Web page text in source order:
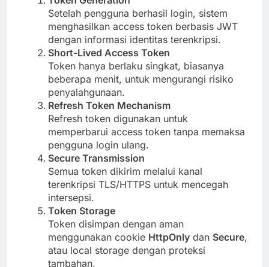
Setelah pengguna berhasil login, sistem
menghasilkan access token berbasis JWT
dengan informasi identitas terenkripsi.
Short-Lived Access Token
Token hanya berlaku singkat, biasanya
beberapa menit, untuk mengurangi risiko
penyalahgunaan.
Refresh Token Mechanism
Refresh token digunakan untuk
memperbarui access token tanpa memaksa
pengguna login ulang.
Secure Transmission
Semua token dikirim melalui kanal
terenkripsi TLS/HTTPS untuk mencegah
intersepsi.
Token Storage
Token disimpan dengan aman
menggunakan cookie HttpOnly dan Secure,
atau local storage dengan proteksi
tambahan.